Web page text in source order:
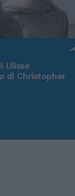
Ulisse
di Christopher